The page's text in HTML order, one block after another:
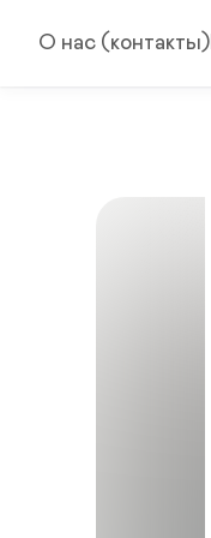
О нас (контакты)